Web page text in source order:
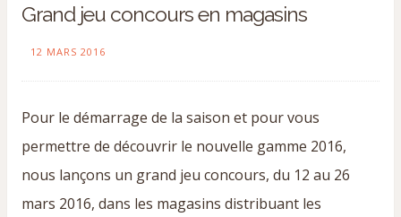
Grand jeu concours en magasins
12 MARS 2016
Pour le démarrage de la saison et pour vous
permettre de découvrir le nouvelle gamme 2016,
nous lançons un grand jeu concours, du 12 au 26
mars 2016, dans les magasins distribuant les